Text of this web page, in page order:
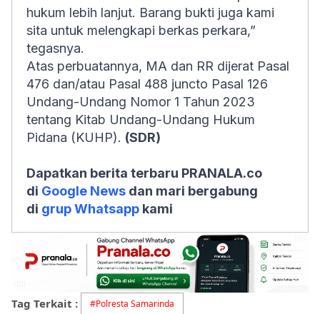
hukum lebih lanjut. Barang bukti juga kami
sita untuk melengkapi berkas perkara,”
tegasnya.
Atas perbuatannya, MA dan RR dijerat Pasal
476 dan/atau Pasal 488 juncto Pasal 126
Undang-Undang Nomor 1 Tahun 2023
tentang Kitab Undang-Undang Hukum
Pidana (KUHP). (SDR)
Dapatkan berita terbaru PRANALA.co
di Google News dan mari bergabung
di grup Whatsapp kami
Tag Terkait : #Polresta Samarinda